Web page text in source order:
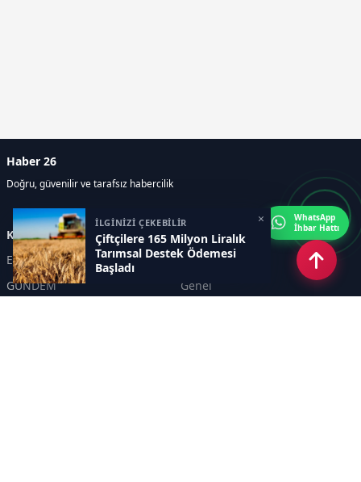
İLGİNİZİ ÇEKEBİLİR
Çiftçilere 165 Milyon Liralık
Tarımsal Destek Ödemesi
Başladı
×
Haber 26
Doğru, güvenilir ve tarafsız habercilik
Kategoriler
Eskişehir
SPOR
GÜNDEM
Genel
WhatsApp
İhbar Hattı